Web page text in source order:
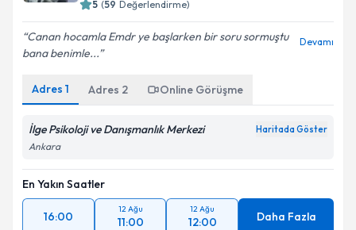
5 (59 Değerlendirme)
Canan hocamla Emdr ye başlarken bir soru sormuştu
bana benimle...
Devamı
Adres 1 Adres 2 Online Görüşme
İlge Psikoloji ve Danışmanlık Merkezi Haritada Göster
Ankara
En Yakın Saatler
16:00
12 Ağu
11:00
12 Ağu
12:00 Daha Fazla